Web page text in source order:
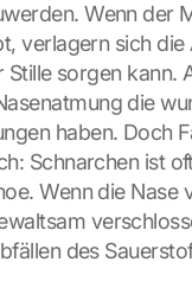
Wenn der
verlagern sich
sorgen kann.
die
haben. Doch
Schnarchen ist
Wenn die Nase
des